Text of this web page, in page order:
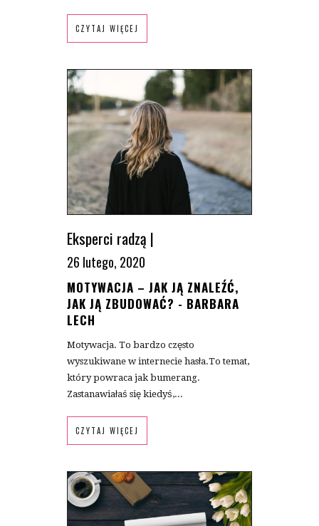
CZYTAJ WIĘCEJ
Eksperci radzą |
26 lutego, 2020
MOTYWACJA – JAK JĄ ZNALEŹĆ,
JAK JĄ ZBUDOWAĆ? - BARBARA
LECH
Motywacja. To bardzo często
wyszukiwane w internecie hasła.To temat,
który powraca jak bumerang.
Zastanawiałaś się kiedyś,...
CZYTAJ WIĘCEJ